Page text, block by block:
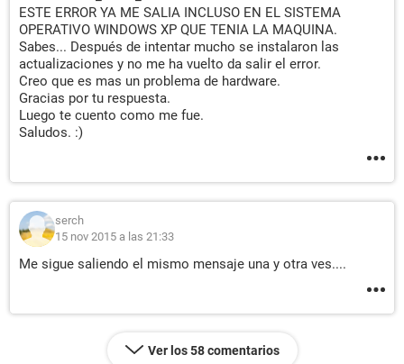
ESTE ERROR YA ME SALIA INCLUSO EN EL SISTEMA
OPERATIVO WINDOWS XP QUE TENIA LA MAQUINA.
Sabes... Después de intentar mucho se instalaron las
actualizaciones y no me ha vuelto da salir el error.
Creo que es mas un problema de hardware.
Gracias por tu respuesta.
Luego te cuento como me fue.
Saludos. :)
serch
15 nov 2015 a las 21:33
Me sigue saliendo el mismo mensaje una y otra ves....
Ver los 58 comentarios